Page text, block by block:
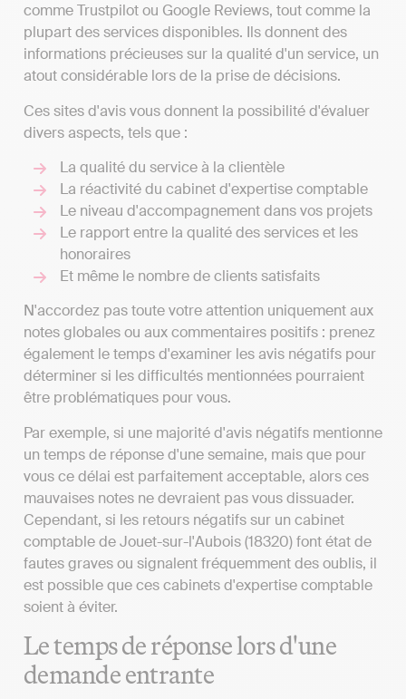
comme Trustpilot ou Google Reviews, tout comme la
plupart des services disponibles. Ils donnent des
informations précieuses sur la qualité d'un service, un
atout considérable lors de la prise de décisions.
Ces sites d'avis vous donnent la possibilité d'évaluer
divers aspects, tels que :
La qualité du service à la clientèle
La réactivité du cabinet d'expertise comptable
Le niveau d'accompagnement dans vos projets
Le rapport entre la qualité des services et les
honoraires
Et même le nombre de clients satisfaits
N'accordez pas toute votre attention uniquement aux
notes globales ou aux commentaires positifs : prenez
également le temps d'examiner les avis négatifs pour
déterminer si les difficultés mentionnées pourraient
être problématiques pour vous.
Par exemple, si une majorité d'avis négatifs mentionne
un temps de réponse d'une semaine, mais que pour
vous ce délai est parfaitement acceptable, alors ces
mauvaises notes ne devraient pas vous dissuader.
Cependant, si les retours négatifs sur un cabinet
comptable de Jouet-sur-l'Aubois (18320) font état de
fautes graves ou signalent fréquemment des oublis, il
est possible que ces cabinets d'expertise comptable
soient à éviter.
Le temps de réponse lors d'une
demande entrante